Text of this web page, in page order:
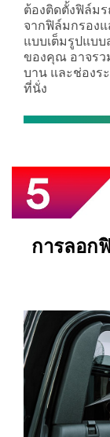
ต้องติดตั้งฟิล์ม
จากฟิล์มกรอง
แบบเต็มรูปแบ
ของคุณ อาจรว
บาน และช่องร
ที่นั่ง
การลอก